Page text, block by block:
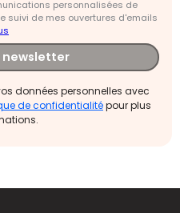
personnalisées de
suivi de mes ouvertures d'emails
newsletter
données personnelles avec
de confidentialitépour plus